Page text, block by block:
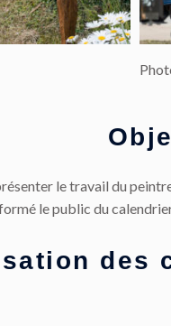
le travail du
le public du
des